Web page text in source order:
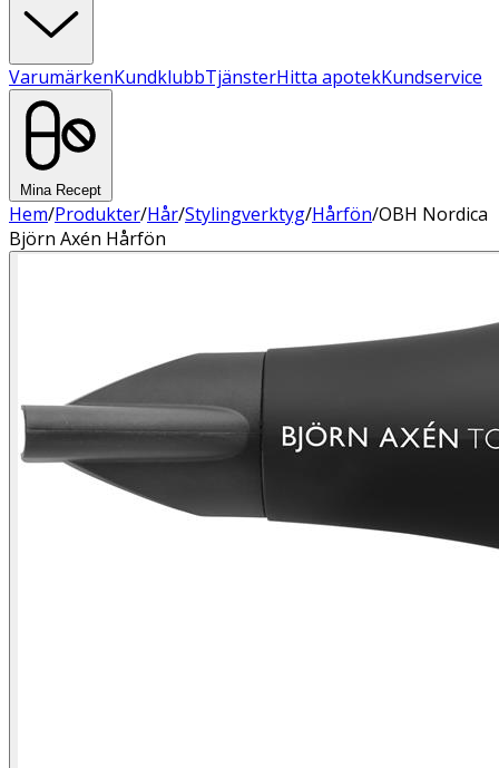
VarumärkenKundklubbTjänsterHitta apotekKundservice
Mina Recept
Hem/Produkter/Hår/Stylingverktyg/Hårfön/OBH Nordica
Björn Axén Hårfön